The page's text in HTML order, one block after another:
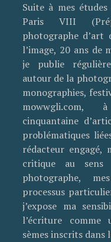
Suite à mes
Paris VIII
photographe d’art
l’image, 20 ans de
je publie
autour de la
monographies,
mowwgli.com,
cinquantaine
problématiques
rédacteur engagé,
critique au
photographe,
processus
j’expose ma
l’écriture comme
sèmes inscrits dans